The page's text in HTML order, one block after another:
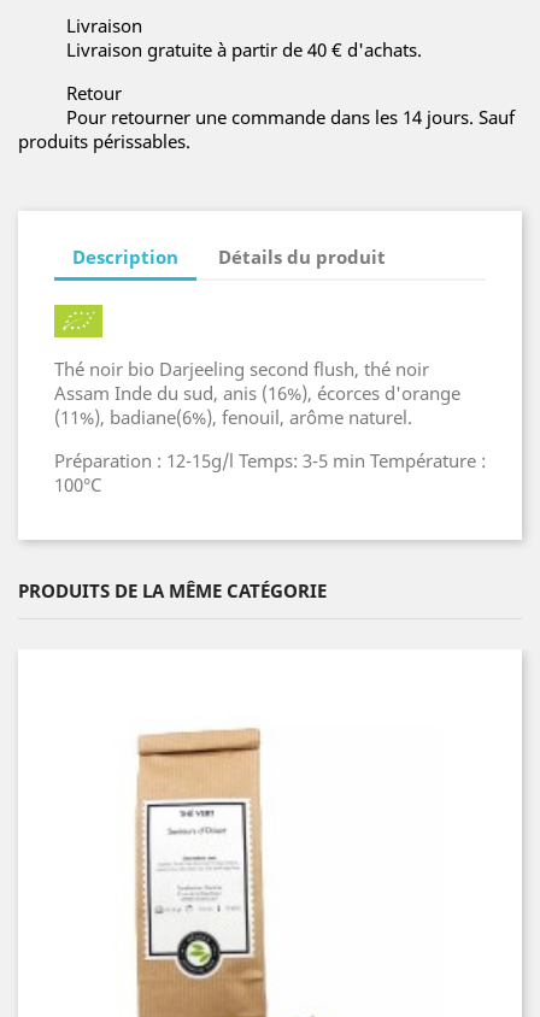
Livraison
Livraison gratuite à partir de 40 € d'achats.
Retour
Pour retourner une commande dans les 14 jours. Sauf
produits périssables.
Description Détails du produit
Thé noir bio Darjeeling second flush, thé noir
Assam Inde du sud, anis (16%), écorces d'orange
(11%), badiane(6%), fenouil, arôme naturel.
Préparation : 12-15g/l Temps: 3-5 min Température :
100°C
PRODUITS DE LA MÊME CATÉGORIE